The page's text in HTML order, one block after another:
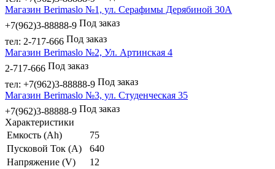
Магазин Berimaslo №1, ул. Серафимы Дерябиной 30А
+7(962)3-88888-9 Под заказ
тел: 2-717-666 Под заказ
Магазин Berimaslo №2, Ул. Артинская 4
2-717-666 Под заказ
тел: +7(962)3-88888-9 Под заказ
Магазин Berimaslo №3, ул. Студенческая 35
+7(962)3-88888-9 Под заказ
Характеристики
Емкость (Ah)
75
Пусковой Ток (A)
640
Напряжение (V)
12